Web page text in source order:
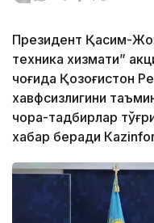
Президент Қасим-
техника хизмати”
чоғида Қозоғистон
хавфсизлигини
чора-тадбирлар
хабар беради